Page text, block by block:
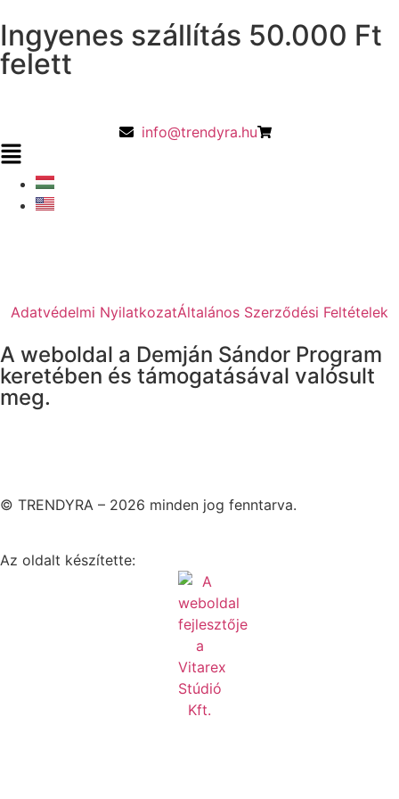
Ingyenes szállítás 50.000 Ft
felett
info@trendyra.hu
Adatvédelmi NyilatkozatÁltalános Szerződési Feltételek
A weboldal a Demján Sándor Program
keretében és támogatásával valósult
meg.
© TRENDYRA – 2026 minden jog fenntarva.
Az oldalt készítette: